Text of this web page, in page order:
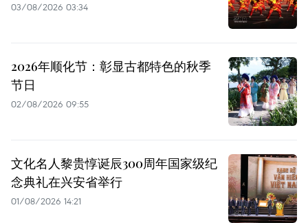
03/08/2026 03:34
2026年顺化节：彰显古都特色的秋季
节日
02/08/2026 09:55
文化名人黎贵惇诞辰300周年国家级纪
念典礼在兴安省举行
01/08/2026 14:21